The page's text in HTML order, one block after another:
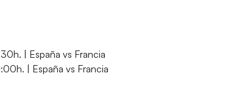
| España vs Francia
| España vs Francia